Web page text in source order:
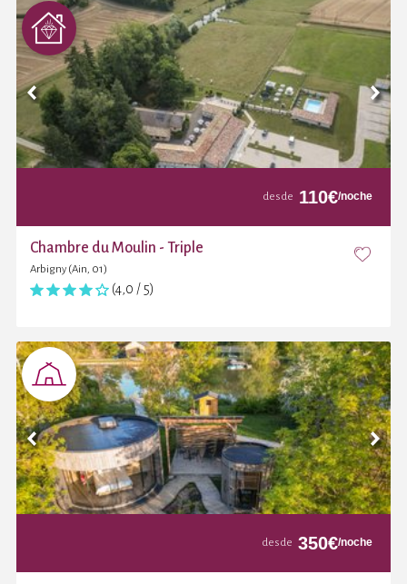
desde 110€/noche
Chambre du Moulin - Triple
Arbigny (Ain, 01)
(4,0 / 5)
desde 350€/noche